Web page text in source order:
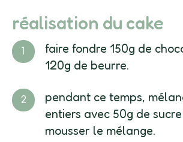
réalisation du cake
faire fondre 150g de
120g de beurre.
pendant ce temps,
entiers avec 50g de
mousser le mélange.